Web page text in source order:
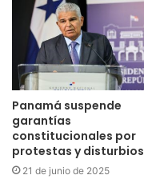
Panamá suspende
garantías
constitucionales por
protestas y disturbios
21 de junio de 2025